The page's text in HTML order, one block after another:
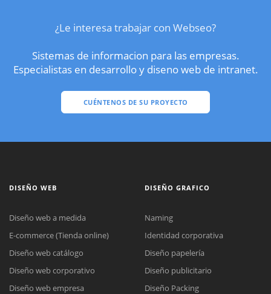
¿Le interesa trabajar con Webseo?
Sistemas de informacion para las empresas.
Especialistas en desarrollo y diseno web de intranet.
CUÉNTENOS DE SU PROYECTO
DISEÑO WEB
Diseño web a medida
E-commerce (Tienda online)
Diseño web catálogo
Diseño web corporativo
Diseño web empresa
DISEÑO GRAFICO
Naming
Identidad corporativa
Diseño papelería
Diseño publicitario
Diseño Packing